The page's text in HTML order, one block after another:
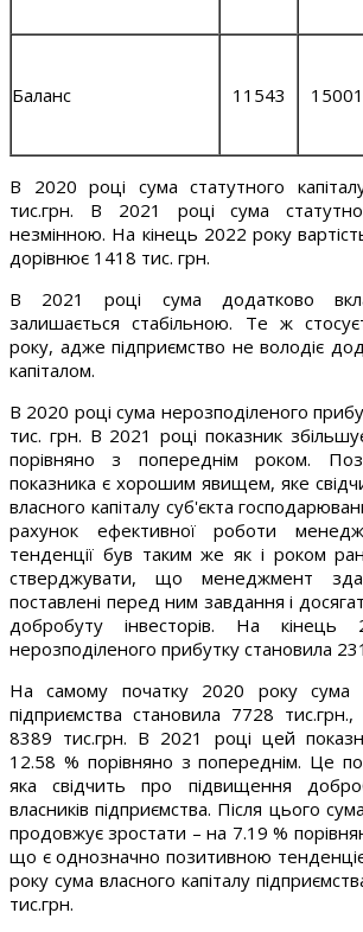
Баланс 11543 15001
В 2020 році сума статутного
тис.грн. В 2021 році сума
незмінною. На кінець 2022 року
дорівнює 1418 тис. грн.
В 2021 році сума додатково
залишається стабільною. Те ж
року, адже підприємство не володіє
капіталом.
В 2020 році сума нерозподіленого
тис. грн. В 2021 році показник
порівняно з попереднім роком.
показника є хорошим явищем, яке
власного капіталу суб'єкта
рахунок ефективної роботи
тенденції був таким же як і роком
стверджувати, що менеджмент
поставлені перед ним завдання і
добробуту інвесторів. На
нерозподіленого прибутку становила
На самому початку 2020 року сума
підприємства становила 7728
8389 тис.грн. В 2021 році цей
12.58 % порівняно з попереднім. Це
яка свідчить про підвищення
власників підприємства. Після цього
продовжує зростати – на 7.19 %
що є однозначно позитивною
року сума власного капіталу
тис.грн.